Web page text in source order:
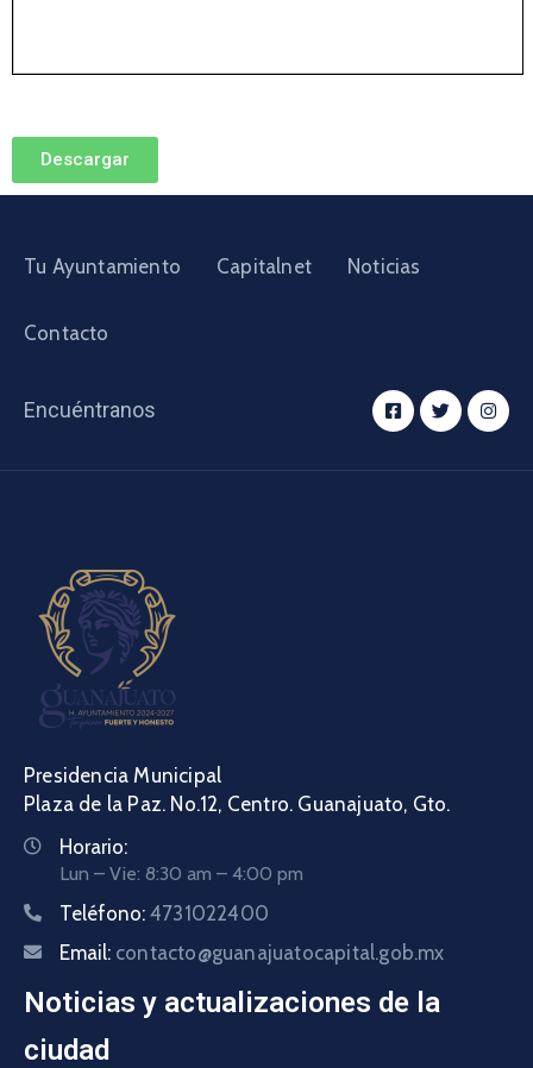
Descargar
Tu Ayuntamiento Capitalnet Noticias
Contacto
Encuéntranos
Presidencia Municipal
Plaza de la Paz. No.12, Centro. Guanajuato, Gto.
Horario:
Lun – Vie: 8:30 am – 4:00 pm
Teléfono: 4731022400
Email: contacto@guanajuatocapital.gob.mx
Noticias y actualizaciones de la
ciudad